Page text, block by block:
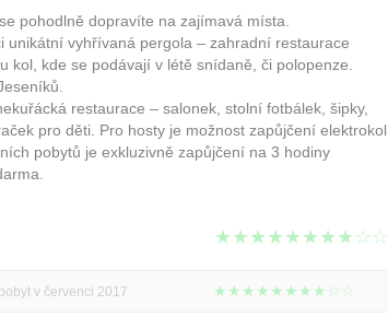
pohodlně dopravíte na zajímavá místa.
unikátní vyhřívaná pergola – zahradní restaurace
kol, kde se podávají v létě snídaně, či polopenze.
restaurace – salonek, stolní fotbálek, šipky,
pro děti. Pro hosty je možnost zapůjčení elektrokol
pobytů je exkluzivně zapůjčení na 3 hodiny
★★★★★★★★☆☆
v červenci 2017 ★★★★★★★★☆☆